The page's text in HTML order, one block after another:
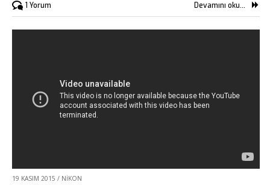
1 Yorum Devamını oku...
19 KASIM 2015 / NIKON